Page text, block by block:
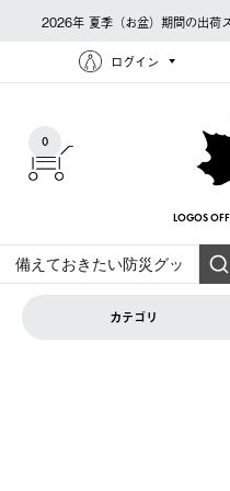
2026年 夏季（お盆）期間の出荷
ログイン
0
LOGOS
カテゴリ